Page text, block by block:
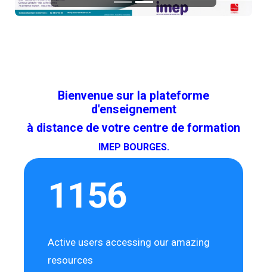
Bienvenue sur la plateforme
d'enseignement
à distance de votre centre de formation
IMEP BOURGES.
1156
Active users accessing our amazing
resources